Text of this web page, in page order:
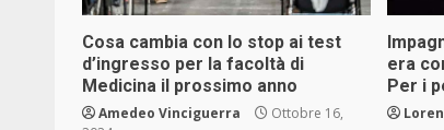
Cosa cambia con lo stop ai test
d’ingresso per la facoltà di
Medicina il prossimo anno
Amedeo Vinciguerra
Ottobre 16,
era
Per i